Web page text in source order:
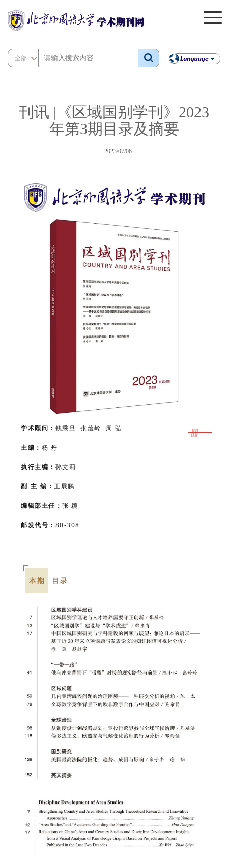
全部
刊讯 |《区域国别学刊》2023
年第3期目录及摘要
2023/07/06
学术顾问： 钱乘旦 张蕴岭 周 弘
主编： 杨 丹
执行主编： 孙文莉
副 主 编： 王展鹏
编辑部主任： 张 颖
邮发代号： 80-308
本期 目录